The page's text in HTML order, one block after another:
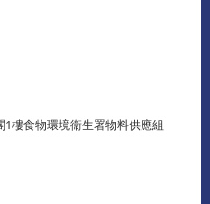
樓食物環境衞生署物料供應組